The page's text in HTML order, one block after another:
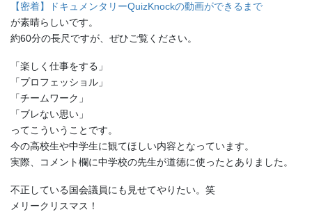
【密着】ドキュメンタリーQuizKnockの動画ができるまで
が素晴らしいです。
約60分の長尺ですが、ぜひご覧ください。
「楽しく仕事をする」
「プロフェッショル」
「チームワーク」
「ブレない思い」
ってこういうことです。
今の高校生や中学生に観てほしい内容となっています。
実際、コメント欄に中学校の先生が道徳に使ったとありました。
不正している国会議員にも見せてやりたい。笑
メリークリスマス！